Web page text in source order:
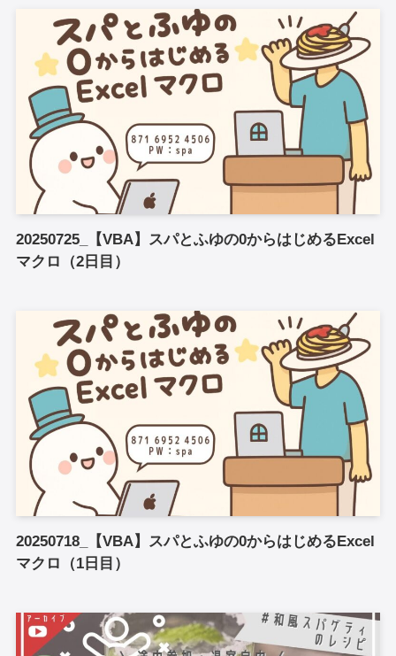
20250725_【VBA】スパとふゆの0からはじめるExcel
マクロ（2日目）
20250718_【VBA】スパとふゆの0からはじめるExcel
マクロ（1日目）